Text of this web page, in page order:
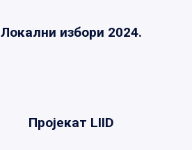
Локални избори 2024.
Пројекат LIID